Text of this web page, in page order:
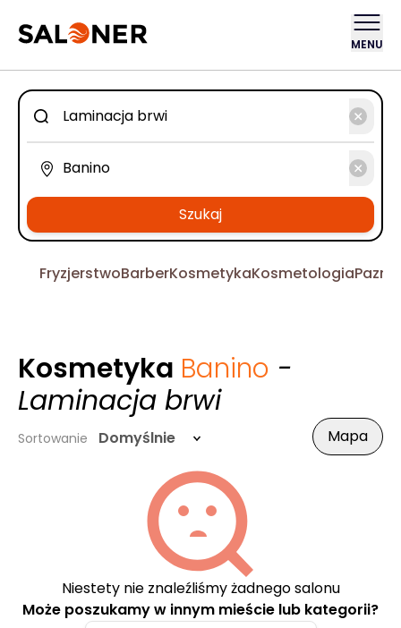
MENU
Szukaj
FryzjerstwoBarberKosmetykaKosmetologia
Kosmetyka Banino -
Laminacja brwi
Sortowanie Domyślnie Mapa
Niestety nie znaleźliśmy żadnego salonu
Może poszukamy w innym mieście lub kategorii?